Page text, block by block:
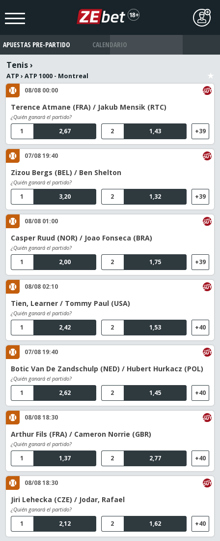
APUESTAS PRE-PARTIDO CALENDARIO
Tenis›
ATP › ATP 1000 - Montreal
08/08 00:00
Terence Atmane (FRA) / Jakub Mensik (RTC)
¿Quién ganará el partido?
2,67
1 1,43
2 +39
07/08 19:40
Zizou Bergs (BEL) / Ben Shelton
¿Quién ganará el partido?
3,20
1 1,32
2 +39
08/08 01:00
Casper Ruud (NOR) / Joao Fonseca (BRA)
¿Quién ganará el partido?
2,00
1 1,75
2 +39
08/08 02:10
Tien, Learner / Tommy Paul (USA)
¿Quién ganará el partido?
2,42
1 1,53
2 +40
07/08 19:40
Botic Van De Zandschulp (NED) / Hubert Hurkacz (POL)
¿Quién ganará el partido?
2,62
1 1,45
2 +40
08/08 18:30
Arthur Fils (FRA) / Cameron Norrie (GBR)
¿Quién ganará el partido?
1,37
1 2,77
2 +40
08/08 18:30
Jiri Lehecka (CZE) / Jodar, Rafael
¿Quién ganará el partido?
2,12
1 1,62
2 +40